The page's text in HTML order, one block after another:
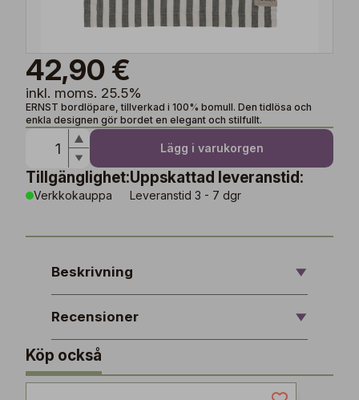
42,90 €
inkl. moms. 25.5%
ERNST bordlöpare, tillverkad i 100% bomull. Den tidlösa och
enkla designen gör bordet en elegant och stilfullt.
Lägg i varukorgen
Tillgänglighet:
Verkkokauppa
Uppskattad leveranstid:
Leveranstid 3 - 7 dgr
Beskrivning
Recensioner
Köp också